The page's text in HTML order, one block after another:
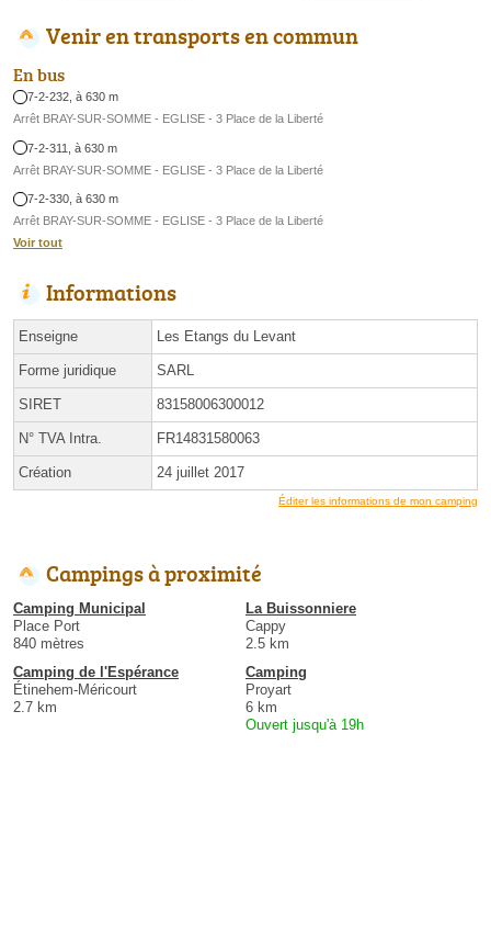
Venir en transports en commun
En bus
7-2-232, à 630 m
Arrêt BRAY-SUR-SOMME - EGLISE - 3 Place de la Liberté
7-2-311, à 630 m
Arrêt BRAY-SUR-SOMME - EGLISE - 3 Place de la Liberté
7-2-330, à 630 m
Arrêt BRAY-SUR-SOMME - EGLISE - 3 Place de la Liberté
Voir tout
Informations
Enseigne Les Etangs du Levant
Forme juridique SARL
SIRET 83158006300012
N° TVA Intra. FR14831580063
Création 24 juillet 2017
Éditer les informations de mon camping
Campings à proximité
Camping Municipal
Place Port
840 mètres
La Buissonniere
Cappy
2.5 km
Camping de l'Espérance
Étinehem-Méricourt
2.7 km
Camping
Proyart
6 km
Ouvert jusqu'à 19h